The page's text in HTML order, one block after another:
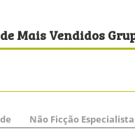
Mais Vendidos
Não Ficção Especialista